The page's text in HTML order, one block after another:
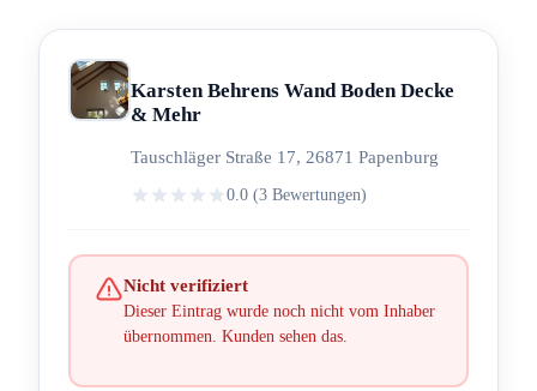
Karsten Behrens Wand Boden Decke
& Mehr
Tauschläger Straße 17, 26871 Papenburg
0.0 (3 Bewertungen)
Nicht verifiziert
Dieser Eintrag wurde noch nicht vom Inhaber
übernommen. Kunden sehen das.